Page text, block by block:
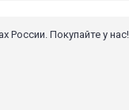
России. Покупайте у нас!